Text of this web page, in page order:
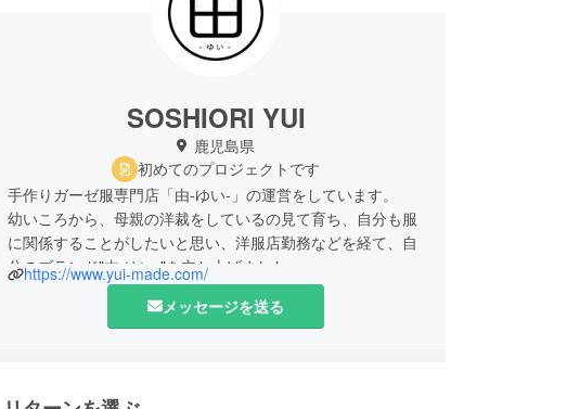
SOSHIORI YUI
鹿児島県
初めてのプロジェクトです
手作りガーゼ服専門店「由-ゆい-」の運営をしています。
幼いころから、母親の洋裁をしているの見て育ち、自分も服
に関係することがしたいと思い、洋服店勤務などを経て、自
分のブランド"由-ゆい-"を立ち上げました。
https://www.yui-made.com/
メッセージを送る